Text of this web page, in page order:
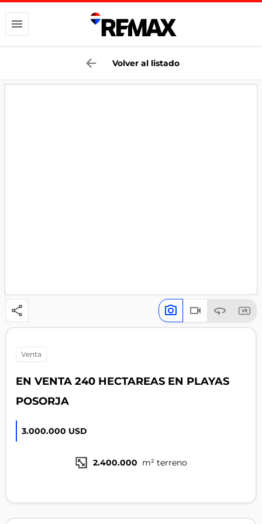
Volver al listado
venta
EN VENTA 240 HECTAREAS EN PLAYAS
POSORJA
3.000.000 USD
2.400.000 m² terreno